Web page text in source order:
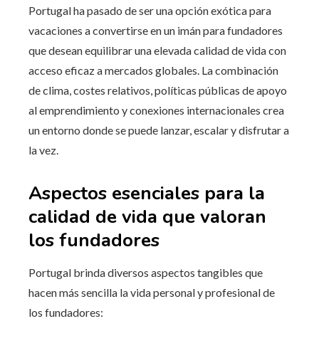
Portugal ha pasado de ser una opción exótica para
vacaciones a convertirse en un imán para fundadores
que desean equilibrar una elevada calidad de vida con
acceso eficaz a mercados globales. La combinación
de clima, costes relativos, políticas públicas de apoyo
al emprendimiento y conexiones internacionales crea
un entorno donde se puede lanzar, escalar y disfrutar a
la vez.
Aspectos esenciales para la
calidad de vida que valoran
los fundadores
Portugal brinda diversos aspectos tangibles que
hacen más sencilla la vida personal y profesional de
los fundadores: